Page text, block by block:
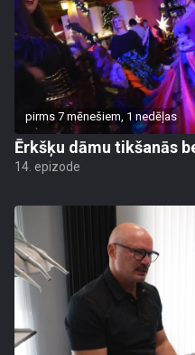
pirms 7 mēnešiem, 1 nedēļas
Ērkšķu dāmu tikšanās
14. epizode